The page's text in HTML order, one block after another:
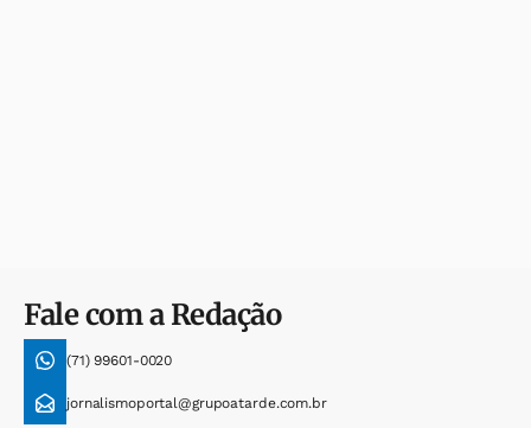
Fale com a Redação
(71) 99601-0020
jornalismoportal@grupoatarde.com.br